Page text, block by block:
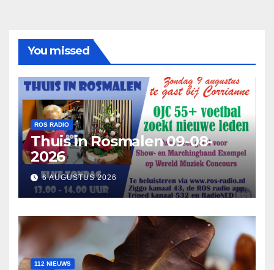
You missed
ROS RADIO
Thuis in Rosmalen 09-08-
2026
6 AUGUSTUS 2026
112 NIEUWS